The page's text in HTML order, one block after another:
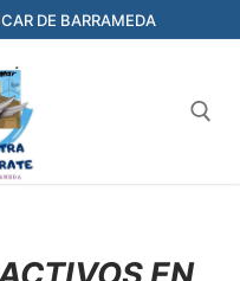
DE BARRAMEDA